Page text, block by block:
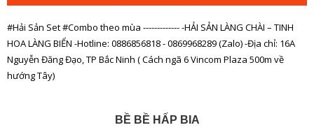
#Hải Sản Set #Combo theo mùa ------------- -HẢI SẢN LÀNG CHÀI – TINH
HOA LÀNG BIỂN -Hotline: 0886856818 - 0869968289 (Zalo) -Địa chỉ: 16A
Nguyễn Đăng Đạo, TP Bắc Ninh ( Cách ngã 6 Vincom Plaza 500m về
hướng Tây)
BỀ BỀ HẤP BIA